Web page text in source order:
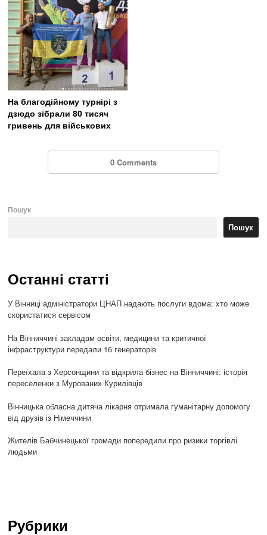
На благодійному турнірі з
дзюдо зібрали 80 тисяч
гривень для військових
0 Comments
Пошук
Пошук
Останні статті
У Вінниці адміністратори ЦНАП надають послуги вдома: хто може
скористатися сервісом
На Вінниччині закладам освіти, медицини та критичної
інфраструктури передали 16 генераторів
Переїхала з Херсонщини та відкрила бізнес на Вінниччині: історія
переселенки з Мурованих Курилівців
Вінницька обласна дитяча лікарня отримала гуманітарну допомогу
від друзів із Німеччини
Жителів Бабчинецької громади попередили про ризики торгівлі
людьми
Рубрики